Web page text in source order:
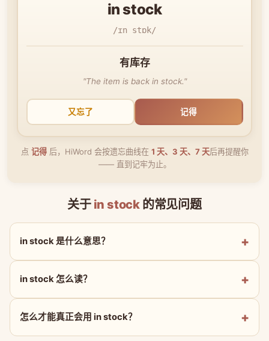
in stock
/ɪn stɒk/
有库存
"The item is back in stock."
又忘了 记得
点 记得后，HiWord 会按遗忘曲线在 1 天、3 天、7 天后再提醒你
—— 直到记牢为止。
关于 in stock 的常见问题
in stock 是什么意思？
in stock 怎么读？
怎么才能真正会用 in stock？